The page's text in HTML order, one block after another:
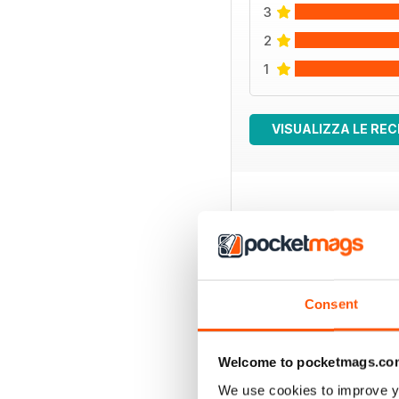
Consent
Welcome to
We use cookies to improve
3
2
1
VISUALIZZA LE
EDIZIONI INDIETRO